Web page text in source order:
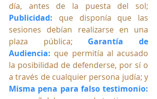
Publicidad: que disponía que las
sesiones debían realizarse en una
plaza pública; Garantía de
Audiencia: que permitía al acusado
la posibilidad de defenderse, por sí o
Misma pena para falso testimonio: